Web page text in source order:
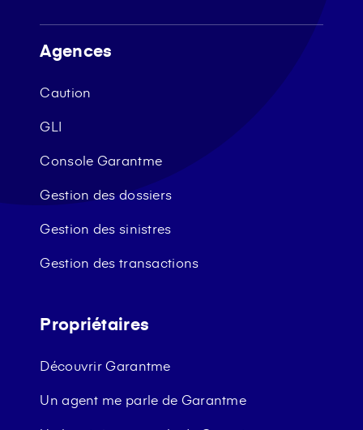
Agences
Caution
GLI
Console Garantme
Gestion des dossiers
Gestion des sinistres
Gestion des transactions
Propriétaires
Découvrir Garantme
Un agent me parle de Garantme